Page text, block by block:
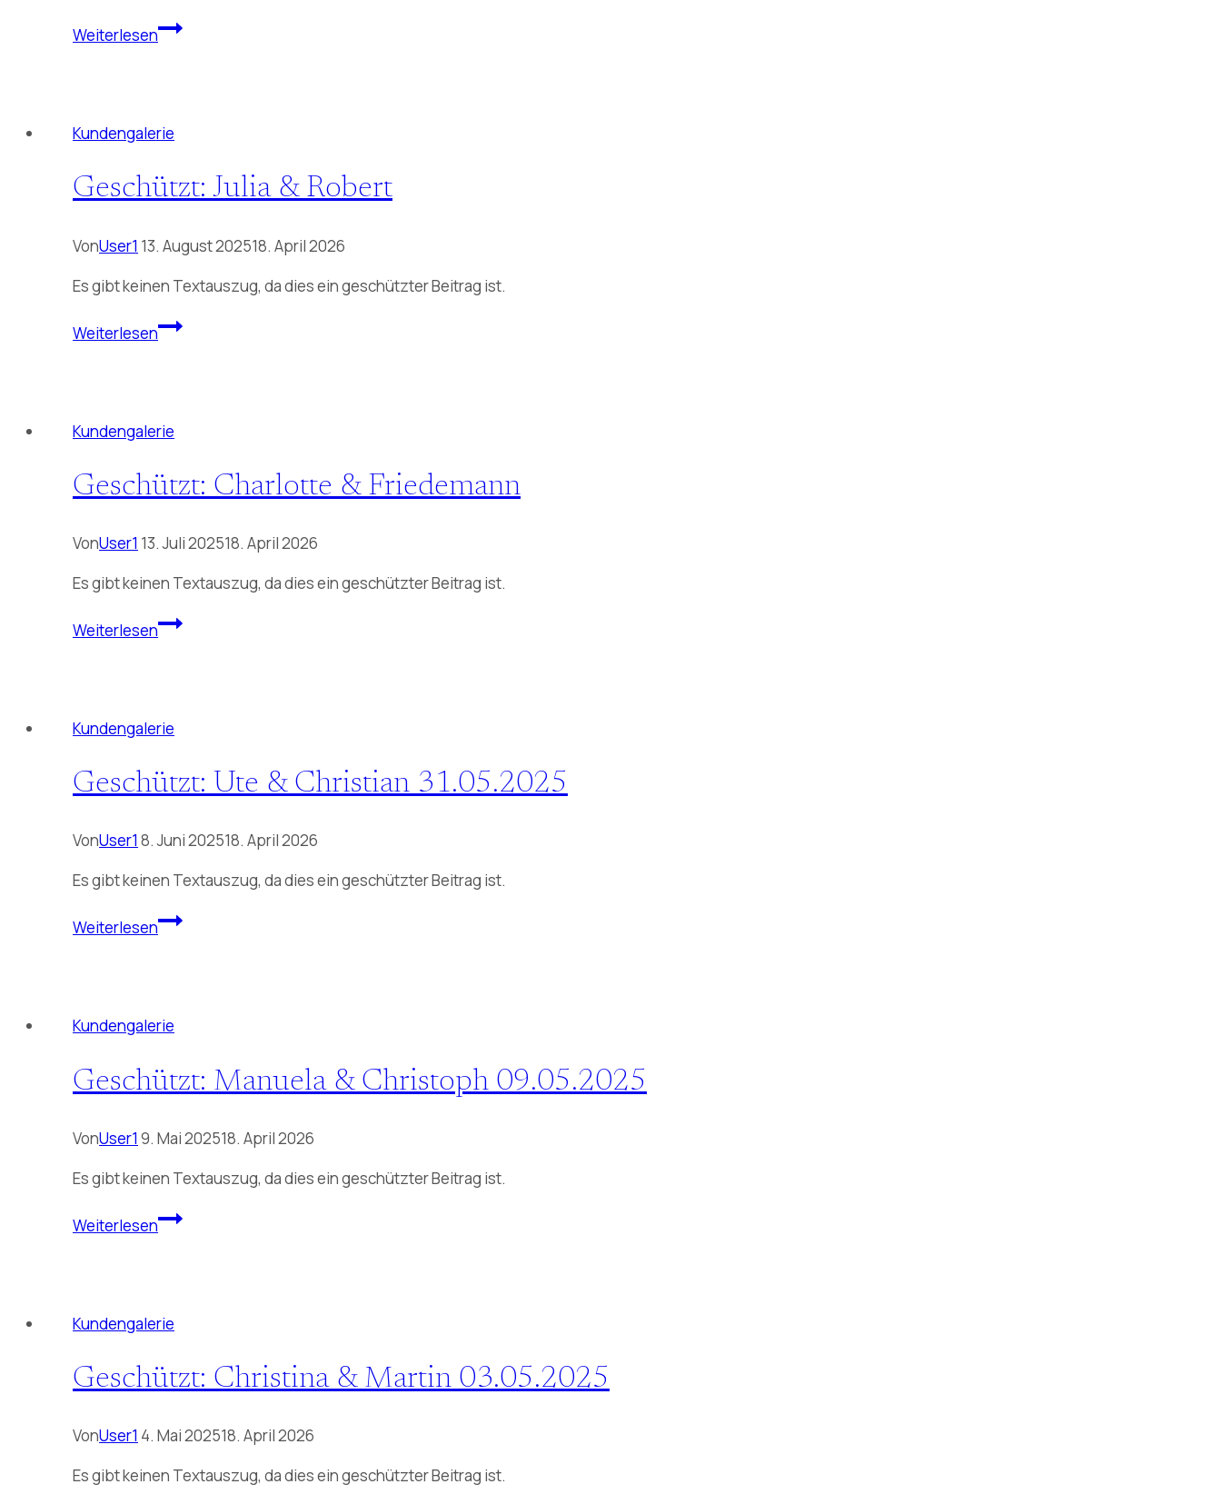
WeiterlesenGeschützt:
Kundengalerie
Geschützt: Julia & Robert
VonUser1 13. August 202518. April 2026
Es gibt keinen Textauszug, da dies ein geschützter Beitrag ist.
WeiterlesenGeschützt:
Kundengalerie
Geschützt: Charlotte & Friedemann
VonUser1 13. Juli 202518. April 2026
Es gibt keinen Textauszug, da dies ein geschützter Beitrag ist.
WeiterlesenGeschützt:
Kundengalerie
Geschützt: Ute & Christian 31.05.2025
VonUser1 8. Juni 202518. April 2026
Es gibt keinen Textauszug, da dies ein geschützter Beitrag ist.
WeiterlesenGeschützt:
31.05.2025
Kundengalerie
Geschützt: Manuela & Christoph 09.05.2025
VonUser1 9. Mai 202518. April 2026
Es gibt keinen Textauszug, da dies ein geschützter Beitrag ist.
WeiterlesenGeschützt:
09.05.2025
Kundengalerie
Geschützt: Christina & Martin 03.05.2025
VonUser1 4. Mai 202518. April 2026
Es gibt keinen Textauszug, da dies ein geschützter Beitrag ist.